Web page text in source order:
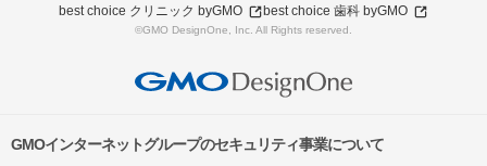
best choice クリニック byGMO
best choice 歯科 byGMO
©GMO DesignOne, Inc. All Rights reserved.
GMOインターネットグループのセキュリティ事業について